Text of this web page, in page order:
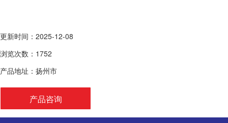
更新时间：2025-12-08
浏览次数：1752
产品地址：扬州市
产品咨询